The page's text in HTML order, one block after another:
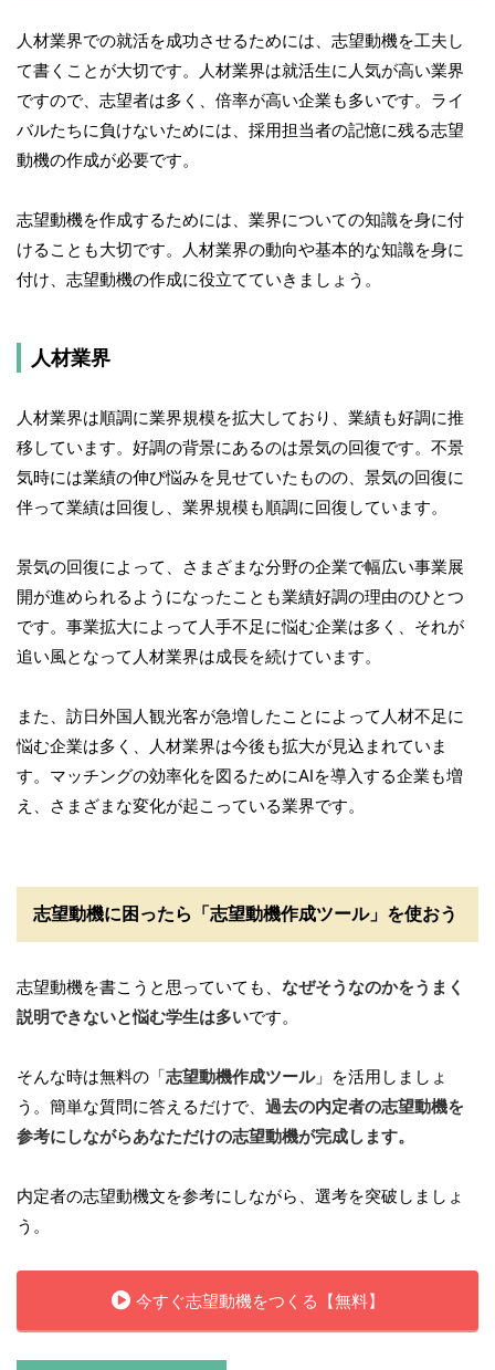
人材業界での就活を成功させるためには、志望動機を工夫し
て書くことが大切です。人材業界は就活生に人気が高い業界
ですので、志望者は多く、倍率が高い企業も多いです。ライ
バルたちに負けないためには、採用担当者の記憶に残る志望
動機の作成が必要です。
志望動機を作成するためには、業界についての知識を身に付
けることも大切です。人材業界の動向や基本的な知識を身に
付け、志望動機の作成に役立てていきましょう。
人材業界
人材業界は順調に業界規模を拡大しており、業績も好調に推
移しています。好調の背景にあるのは景気の回復です。不景
気時には業績の伸び悩みを見せていたものの、景気の回復に
伴って業績は回復し、業界規模も順調に回復しています。
景気の回復によって、さまざまな分野の企業で幅広い事業展
開が進められるようになったことも業績好調の理由のひとつ
です。事業拡大によって人手不足に悩む企業は多く、それが
追い風となって人材業界は成長を続けています。
また、訪日外国人観光客が急増したことによって人材不足に
悩む企業は多く、人材業界は今後も拡大が見込まれていま
す。マッチングの効率化を図るためにAIを導入する企業も増
え、さまざまな変化が起こっている業界です。
志望動機に困ったら「志望動機作成ツール」を使おう
志望動機を書こうと思っていても、 なぜそうなのかをうまく
説明できないと悩む学生は多いです。
そんな時は無料の「志望動機作成ツール」を活用しましょ
う。簡単な質問に答えるだけで、 過去の内定者の志望動機を
参考にしながらあなただけの志望動機が完成します。
内定者の志望動機文を参考にしながら、選考を突破しましょ
う。
今すぐ志望動機をつくる【無料】